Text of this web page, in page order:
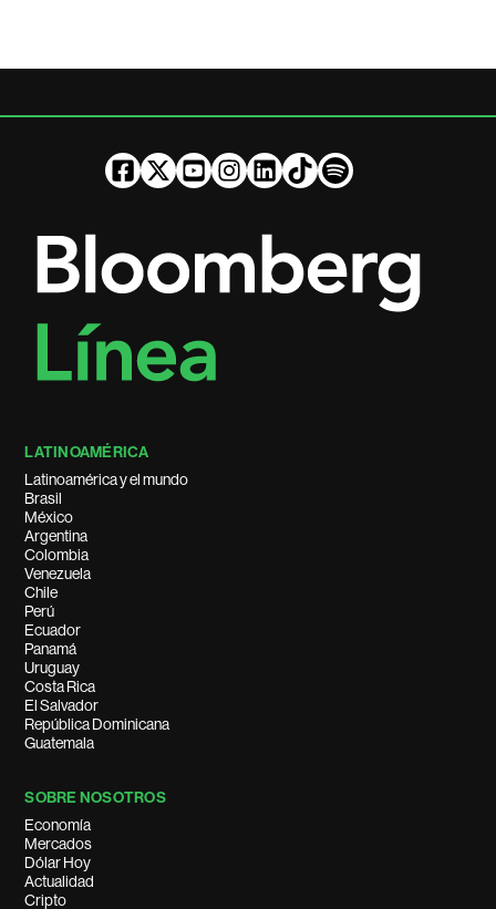
LATINOAMÉRICA
Latinoamérica y el mundo
Brasil
México
Argentina
Colombia
Venezuela
Chile
Perú
Ecuador
Panamá
Uruguay
Costa Rica
El Salvador
República Dominicana
Guatemala
SOBRE NOSOTROS
Economía
Mercados
Dólar Hoy
Actualidad
Cripto